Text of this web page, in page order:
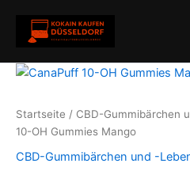
springen
Startseite / CBD-Gummibärchen
10-OH Gummies Mango
CBD-Gummibärchen und -